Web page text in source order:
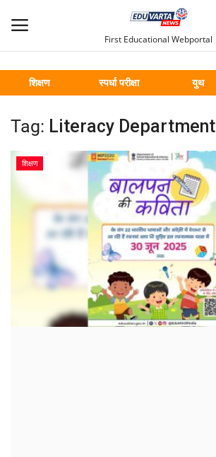
First Educational Webportal
शिक्षण
स्पर्धा परीक्षा युथ
मुख्य
Contact
शिक्षण
स्पर्धा परीक्षा
संशोधन /लेख
Tag: Literacy Department
शिक्षण